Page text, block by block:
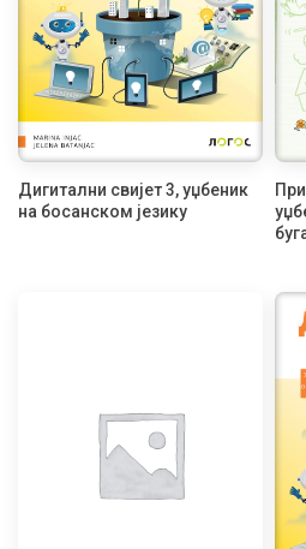
Дигитални свијет 3, уџбеник
на босанском језику